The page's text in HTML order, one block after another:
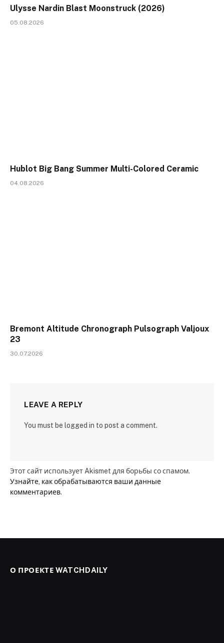
Ulysse Nardin Blast Moonstruck (2026)
05.08.2026
Hublot Big Bang Summer Multi-Colored Ceramic
04.08.2026
Bremont Altitude Chronograph Pulsograph Valjoux
23
30.07.2026
LEAVE A REPLY
You must be logged in to post a comment.
Этот сайт использует Akismet для борьбы со спамом.
Узнайте, как обрабатываются ваши данные
комментариев.
О ПРОЕКТЕ WATCHDAILY